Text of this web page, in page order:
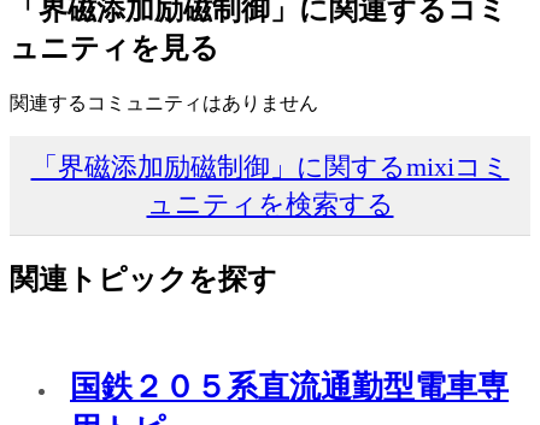
「界磁添加励磁制御」に関連するコミ
ュニティを見る
関連するコミュニティはありません
「界磁添加励磁制御」に関するmixiコミ
ュニティを検索する
関連トピックを探す
国鉄２０５系直流通勤型電車専